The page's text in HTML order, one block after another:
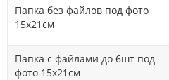
Папка без файлов под фото
15х21см
Папка с файлами до 6шт под
фото 15х21см